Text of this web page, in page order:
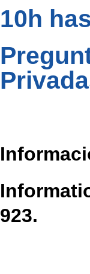
10h
923.